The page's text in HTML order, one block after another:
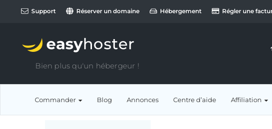
Support Réserver un domaine Hébergement Régler une
Bien plus qu'un hébergeur !
Commander Blog Annonces Centre d’aide Affiliation